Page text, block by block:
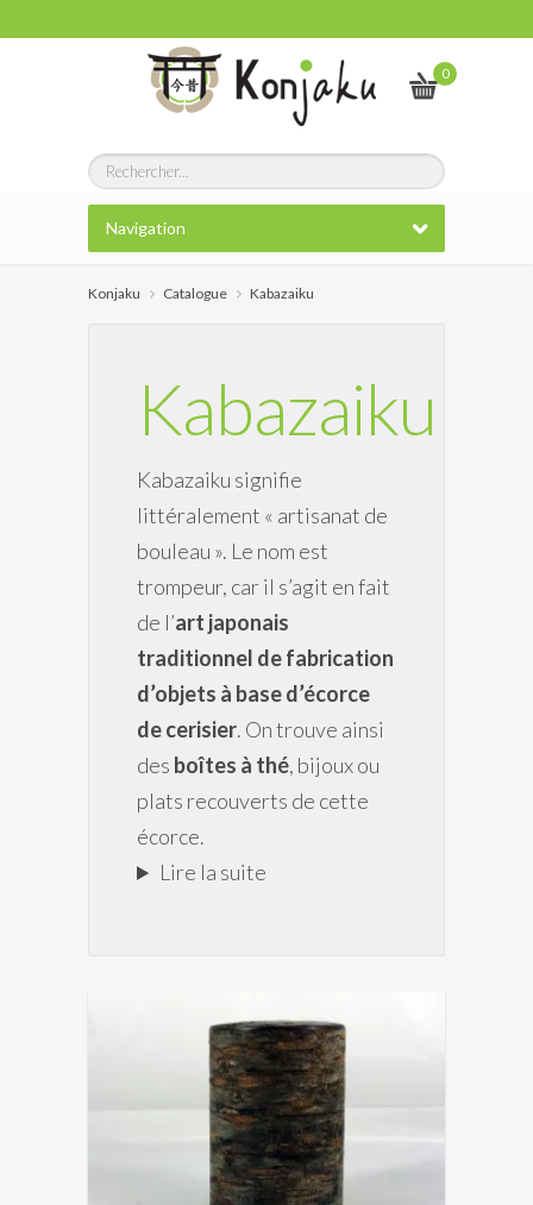
0
Navigation
Konjaku Catalogue Kabazaiku
Kabazaiku
Kabazaiku signifie
littéralement « artisanat de
bouleau ». Le nom est
trompeur, car il s’agit en fait
de l’art japonais
traditionnel de fabrication
d’objets à base d’écorce
de cerisier. On trouve ainsi
des boîtes à thé, bijoux ou
plats recouverts de cette
écorce.
Lire la suite